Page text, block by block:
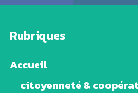
Rubriques
Accueil
citoyenneté &